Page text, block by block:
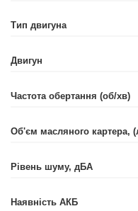
Тип двигуна
Двигун
Частота обертання (об/хв)
Об'єм масляного картера,
Рівень шуму, дБА
Наявність АКБ